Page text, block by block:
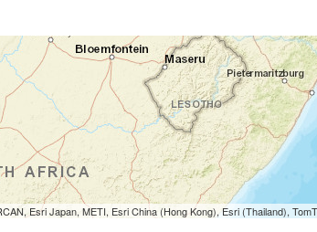
Esri Japan, METI, Esri China (Hong Kong), Esri (Thailand),